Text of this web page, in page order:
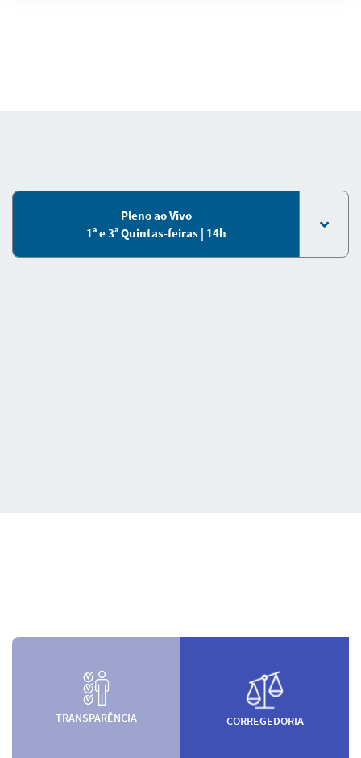
Pleno ao Vivo
1ª e 3ª Quintas-feiras | 14h
TRANSPARÊNCIA CORREGEDORIA